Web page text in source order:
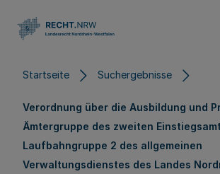
Startseite Suchergebnisse
Verordnung über die Ausbildung und
Ämtergruppe des zweiten
Laufbahngruppe 2 des allgemeinen
Verwaltungsdienstes des Landes